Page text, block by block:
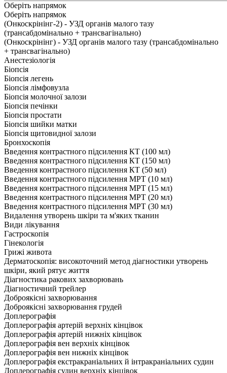
Оберіть напрямок
Оберіть напрямок
(Онкоскрінінг-2) - УЗД органів малого тазу
(трансабдомінально + трансвагінально)
(Онкоскрінінг) - УЗД органів малого тазу (трансабдомінально
+ трансвагінально)
Анестезіологія
Біопсія
Біопсія легень
Біопсія лімфовузла
Біопсія молочної залози
Біопсія печінки
Біопсія простати
Біопсія шийки матки
Біопсія щитовидної залози
Бронхоскопія
Введення контрастного підсилення КТ (100 мл)
Введення контрастного підсилення КТ (150 мл)
Введення контрастного підсилення КТ (50 мл)
Введення контрастного підсилення МРТ (10 мл)
Введення контрастного підсилення МРТ (15 мл)
Введення контрастного підсилення МРТ (20 мл)
Введення контрастного підсилення МРТ (30 мл)
Видалення утворень шкіри та м'яких тканин
Види лікування
Гастроскопія
Гінекологія
Грижі живота
Дерматоскопія: високоточний метод діагностики утворень
шкіри, який рятує життя
Діагностика ракових захворювань
Діагностичний трейлер
Доброякісні захворювання
Доброякісні захворювання грудей
Доплерографія
Доплерографія артерій верхніх кінцівок
Доплерографія артерій нижніх кінцівок
Доплерографія вен верхніх кінцівок
Доплерографія вен нижніх кінцівок
Доплерографія екстракраніальних й інтракраніальних судин
Доплерографія судин верхніх кінцівок